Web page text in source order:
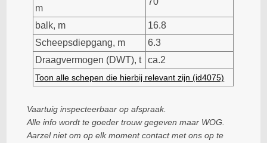
m
balk, m
16.8
Scheepsdiepgang, m
6.3
Draagvermogen (DWT), t
ca.2
Toon alle schepen die hierbij relevant zijn (id4075)
Vaartuig inspecteerbaar op afspraak.
Alle info wordt te goeder trouw gegeven maar WOG.
Aarzel niet om op elk moment contact met ons op te